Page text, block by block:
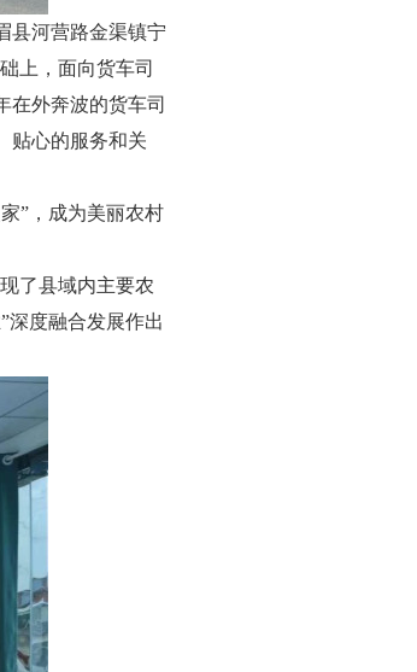
县河营路金渠镇宁
上，面向货车司
在外奔波的货车司
贴心的服务和关
”，成为美丽农村
了县域内主要农
深度融合发展作出